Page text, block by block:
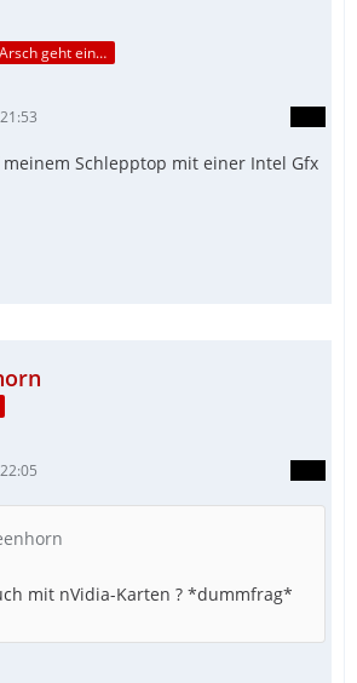
Auch am Arsch geht ein Weg vorbei...
Schlepptop mit einer Intel Gfx
mit nVidia-Karten ? *dummfrag*